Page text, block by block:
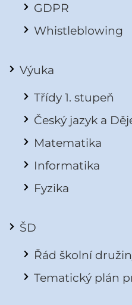
GDPR
Whistleblowing
Výuka
Třídy 1. stupeň
Český jazyk a
Matematika
Informatika
Fyzika
ŠD
Řád školní
Tematický plán